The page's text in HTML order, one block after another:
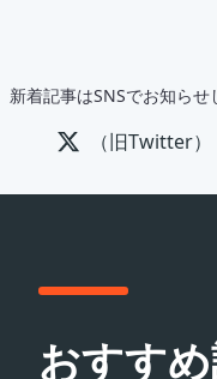
新着記事はSNSでお知ら
（旧Twitter）
おすす